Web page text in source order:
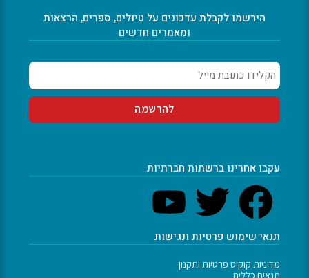
הירשמו לקבלת עדכונים על טיולים, ספרים, הרצאות
ומאמרים חדשים
עקבו אחרינו ברשתות חברתיות
תנאי שימוש פרטיות ונגישות
מדיניות קוקיס פרטיות ותקנון
תנאים כללים